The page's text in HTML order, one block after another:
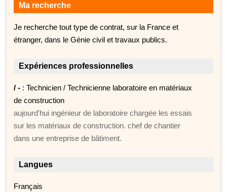
Ma recherche
Je recherche tout type de contrat, sur la France et
étranger, dans le Génie civil et travaux publics.
Expériences professionnelles
/ - : Technicien / Technicienne laboratoire en matériaux
de construction
aujourd'hui ingénieur de laboratoire chargée les essais
sur les matériaux de construction. chef de chantier
dans une entreprise de bâtiment.
Langues
Français